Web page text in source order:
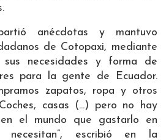
anécdotas y mantuvo
de Cotopaxi, mediante
sus necesidades y forma de
para la gente de Ecuador.
zapatos, ropa y otros
casas (...) pero no hay
el mundo que gastarlo en
escribió en la